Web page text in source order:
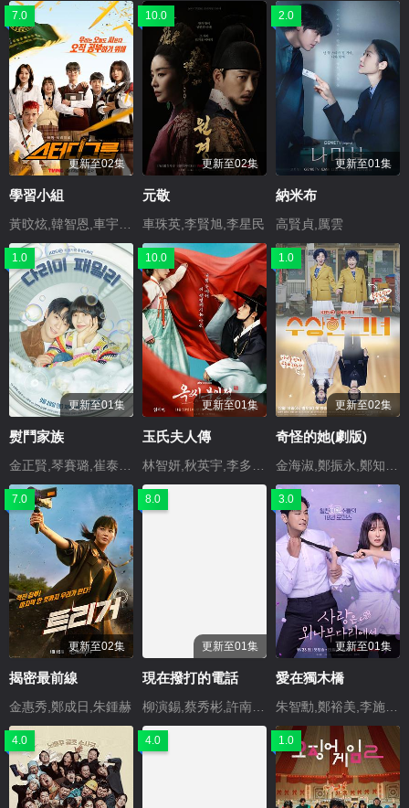
7.0
更新至02集
學習小組
10.0
更新至02集
元敬
車珠英,李賢旭,李星民
2.0
更新至01集
納米布
高賢貞,厲雲
1.0
更新至01集
熨鬥家族
10.0
更新至01集
玉氏夫人傳
1.0
更新至02集
奇怪的她(劇版)
7.0
更新至02集
揭密最前線
金惠秀,鄭成日,朱鍾赫
8.0
更新至01集
現在撥打的電話
柳演錫,蔡秀彬,許南俊,張圭悧,韓材利,劉成柱,秋相美,崔廣日,吳賢慶,任哲秀,高尚鎬
3.0
更新至01集
愛在獨木橋
朱智勳,鄭裕美,李施優,吳藝珠,金叡園,金正英,李炳俊,金甲洙,全慧珍,金賢穆,白賢珠
4.0 4.0 1.0